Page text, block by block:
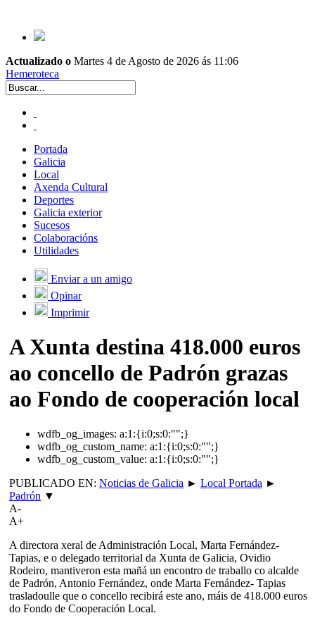
Actualizado o Martes 4 de Agosto de 2026 ás 11:06
Hemeroteca
Portada
Galicia
Local
Axenda Cultural
Deportes
Galicia exterior
Sucesos
Colaboracións
Utilidades
Enviar a un amigo
Opinar
Imprimir
A Xunta destina 418.000 euros
ao concello de Padrón grazas
ao Fondo de cooperación local
wdfb_og_images: a:1:{i:0;s:0:"";}
wdfb_og_custom_name: a:1:{i:0;s:0:"";}
wdfb_og_custom_value: a:1:{i:0;s:0:"";}
PUBLICADO EN: Noticias de Galicia ► Local Portada ►
Padrón ▼
A-
A+
A directora xeral de Administración Local, Marta Fernández-
Tapias, e o delegado territorial da Xunta de Galicia, Ovidio
Rodeiro, mantiveron esta mañá un encontro de traballo co alcalde
de Padrón, Antonio Fernández, onde Marta Fernández- Tapias
trasladoulle que o concello recibirá este ano, máis de 418.000 euros
do Fondo de Cooperación Local.